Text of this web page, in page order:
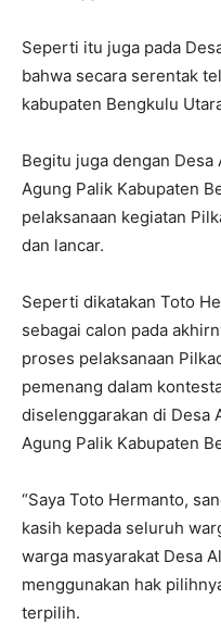
Seperti itu juga pada
bahwa secara serentak
kabupaten Bengkulu
Begitu juga dengan Desa
Agung Palik Kabupaten
pelaksanaan kegiatan
dan lancar.
Seperti dikatakan Toto
sebagai calon pada
proses pelaksanaan
pemenang dalam
diselenggarakan di Desa
Agung Palik Kabupaten
“Saya Toto Hermanto,
kasih kepada seluruh
warga masyarakat Desa
menggunakan hak
terpilih.